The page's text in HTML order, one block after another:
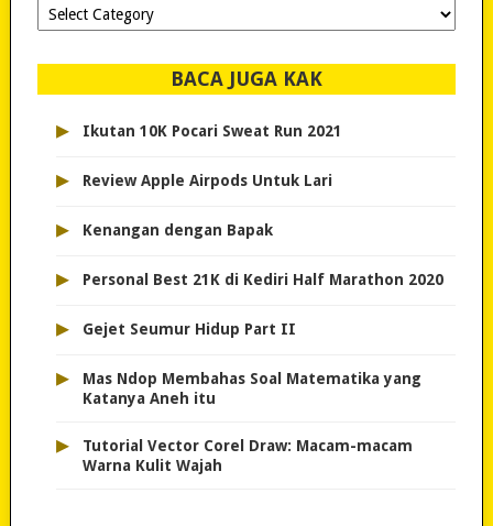
Dipilih-
dipilih..
BACA JUGA KAK
▸ Ikutan 10K Pocari Sweat Run 2021
▸ Review Apple Airpods Untuk Lari
▸ Kenangan dengan Bapak
▸ Personal Best 21K di Kediri Half Marathon 2020
▸ Gejet Seumur Hidup Part II
▸
Mas Ndop Membahas Soal Matematika yang
Katanya Aneh itu
▸
Tutorial Vector Corel Draw: Macam-macam
Warna Kulit Wajah